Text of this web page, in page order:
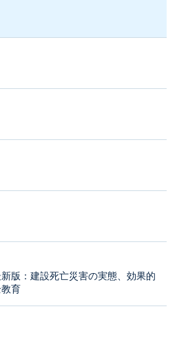
版：建設死亡災害の実態、効果的
育